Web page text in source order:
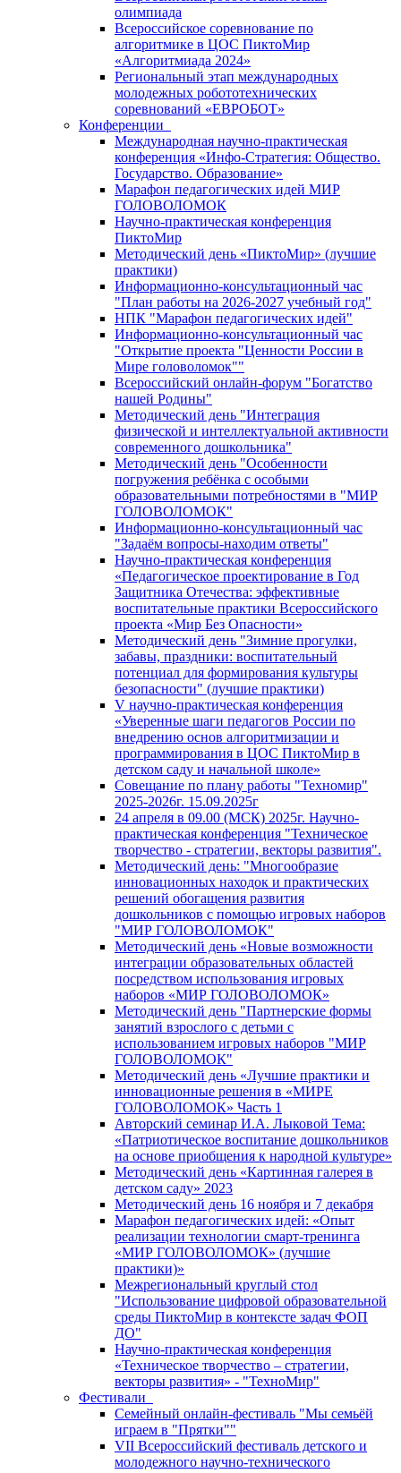
олимпиада
Всероссийское соревнование по
алгоритмике в ЦОС ПиктоМир
«Алгоритмиада 2024»
Региональный этап международных
молодежных робототехнических
соревнований «ЕВРОБОТ»
Конференции
Международная научно-практическая
конференция «Инфо-Стратегия: Общество.
Государство. Образование»
Марафон педагогических идей МИР
ГОЛОВОЛОМОК
Научно-практическая конференция
ПиктоМир
Методический день «ПиктоМир» (лучшие
практики)
Информационно-консультационный час
"План работы на 2026-2027 учебный год"
НПК "Марафон педагогических идей"
Информационно-консультационный час
"Открытие проекта "Ценности России в
Мире головоломок""
Всероссийский онлайн-форум "Богатство
нашей Родины"
Методический день "Интеграция
физической и интеллектуальной активности
современного дошкольника"
Методический день "Особенности
погружения ребёнка с особыми
образовательными потребностями в "МИР
ГОЛОВОЛОМОК"
Информационно-консультационный час
"Задаём вопросы-находим ответы"
Научно-практическая конференция
«Педагогическое проектирование в Год
Защитника Отечества: эффективные
воспитательные практики Всероссийского
проекта «Мир Без Опасности»
Методический день "Зимние прогулки,
забавы, праздники: воспитательный
потенциал для формирования культуры
безопасности" (лучшие практики)
V научно-практическая конференция
«Уверенные шаги педагогов России по
внедрению основ алгоритмизации и
программирования в ЦОС ПиктоМир в
детском саду и начальной школе»
Совещание по плану работы "Техномир"
2025-2026г. 15.09.2025г
24 апреля в 09.00 (МСК) 2025г. Научно-
практическая конференция "Техническое
творчество - стратегии, векторы развития".
Методический день: "Многообразие
инновационных находок и практических
решений обогащения развития
дошкольников с помощью игровых наборов
"МИР ГОЛОВОЛОМОК"
Методический день «Новые возможности
интеграции образовательных областей
посредством использования игровых
наборов «МИР ГОЛОВОЛОМОК»
Методический день "Партнерские формы
занятий взрослого с детьми с
использованием игровых наборов "МИР
ГОЛОВОЛОМОК"
Методический день «Лучшие практики и
инновационные решения в «МИРЕ
ГОЛОВОЛОМОК» Часть 1
Авторский семинар И.А. Лыковой Тема:
«Патриотическое воспитание дошкольников
на основе приобщения к народной культуре»
Методический день «Картинная галерея в
детском саду» 2023
Методический день 16 ноября и 7 декабря
Марафон педагогических идей: «Опыт
реализации технологии смарт-тренинга
«МИР ГОЛОВОЛОМОК» (лучшие
практики)»
Межрегиональный круглый стол
"Использование цифровой образовательной
среды ПиктоМир в контексте задач ФОП
ДО"
Научно-практическая конференция
«Техническое творчество – стратегии,
векторы развития» - "ТехноМир"
Фестивали
Семейный онлайн-фестиваль "Мы семьёй
играем в "Прятки""
VII Всероссийский фестиваль детского и
молодежного научно-технического